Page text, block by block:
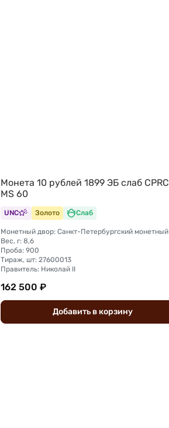
Монета 10 рублей 1899 ЭБ слаб CPRC
MS 60
UNC Золото Слаб
Вес, г: 8,6
Проба: 900
Тираж, шт: 27600013
Правитель: Николай II
162 500 ₽
Добавить вкорзину